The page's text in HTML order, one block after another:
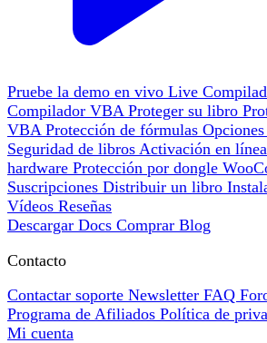
Pruebe la demo en vivo Live
Compilador VBA Proteger su libro
VBA Protección de fórmulas
Seguridad de libros Activación en línea
hardware Protección por dongle
Suscripciones Distribuir un libro
Vídeos Reseñas
Descargar Docs Comprar Blog
Contacto
Contactar soporte Newsletter FAQ
Programa de Afiliados Política de
Mi cuenta